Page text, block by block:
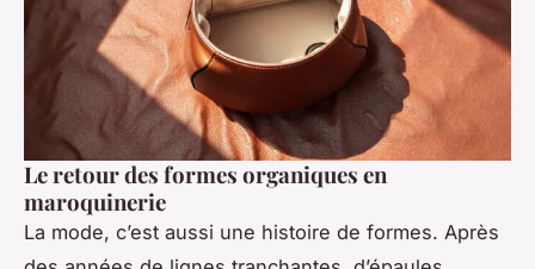
Le retour des formes organiques en
maroquinerie
La mode, c’est aussi une histoire de formes. Après